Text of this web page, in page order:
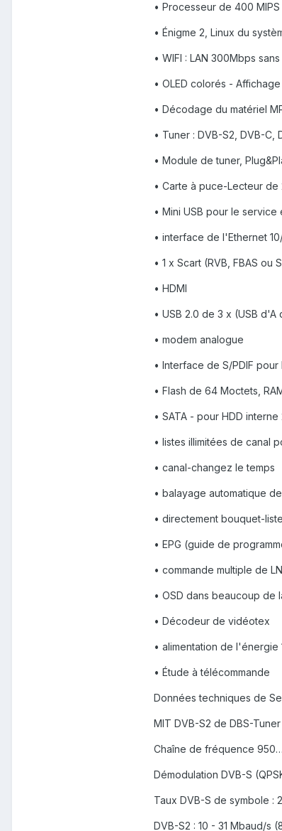
• Processeur de 400
• Énigme 2, Linux du
• WIFI : LAN 300Mbps sans
• OLED colorés - Affichage
• Décodage du matériel
• Tuner : DVB-S2, DVB-C,
• Module de tuner,
• Carte à puce-Lecteur de
• Mini USB pour le
• interface de l'Ethernet
• 1 x Scart (RVB, FBAS ou
• HDMI
• USB 2.0 de 3 x (USB
• modem analogue
• Interface de S/PDIF
• Flash de 64 Moctets,
• SATA - pour HDD interne
• listes illimitées de canal
• canal-changez le temps
• balayage automatique
• directement bouquet-
• EPG (guide de
• commande multiple de
• OSD dans beaucoup de
• Décodeur de vidéotex
• alimentation de l'énergie
• Étude à télécommande
Données techniques de
MIT DVB-S2 de DBS-Tuner
Chaîne de fréquence
Démodulation DVB-S
Taux DVB-S de symbole :
DVB-S2 : 10 - 31 Mbaud/s